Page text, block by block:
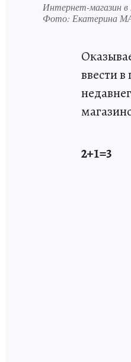
Интернет-магазин в
Фото: Екатерина
ввести
2+1=3